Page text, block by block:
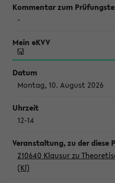
-
Montag, 10. August 2026
12-14
210640 Klausur zu
(Kl)